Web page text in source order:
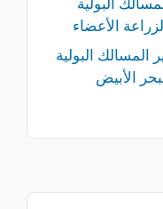
الأعضاء
المسالك البولية
الأبيض